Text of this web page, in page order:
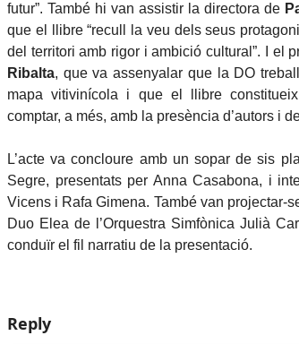
futur”. També hi van assistir la directora de
que el llibre “recull la veu dels seus
del territori amb rigor i ambició cultural”. I el
Ribalta, que va assenyalar que la DO
mapa vitivinícola i que el llibre
comptar, a més, amb la presència d’autors i
L’acte va concloure amb un sopar de sis
Segre, presentats per Anna Casabona, i
Vicens i Rafa Gimena. També van projectar-
Duo Elea de l’Orquestra Simfònica Julià
conduïr el fil narratiu de la presentació.
Reply